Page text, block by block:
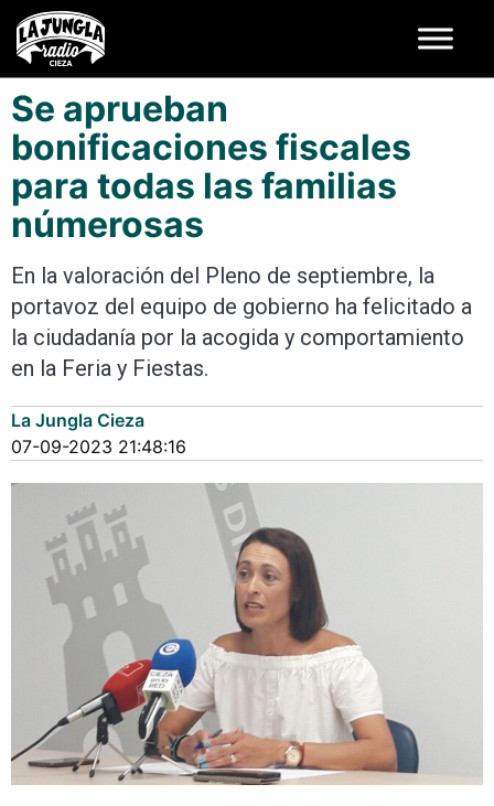
Se aprueban
bonificaciones fiscales
para todas las familias
númerosas
En la valoración del Pleno de septiembre, la
portavoz del equipo de gobierno ha felicitado a
la ciudadanía por la acogida y comportamiento
en la Feria y Fiestas.
La Jungla Cieza
07-09-2023 21:48:16